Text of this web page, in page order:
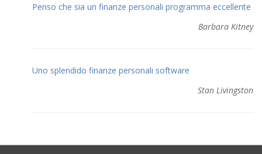
Penso che sia un finanze personali programma eccellente
Barbara Kitney
Uno splendido finanze personali software
Stan Livingston